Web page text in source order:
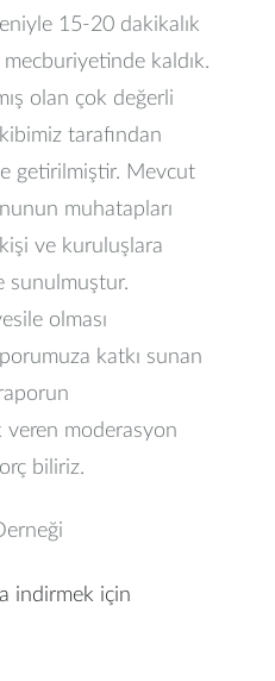
15-20 dakikalık
mecburiyetinde kaldık.
olan çok değerli
tarafından
getirilmiştir. Mevcut
muhatapları
ve kuruluşlara
sunulmuştur.
olması
katkı sunan
veren moderasyon
biliriz.
indirmek için